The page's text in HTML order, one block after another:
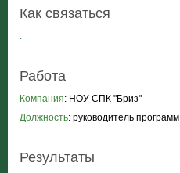
Как связаться
:
Работа
Компания: НОУ СПК "Бриз"
Должность: руководитель программ
Результаты